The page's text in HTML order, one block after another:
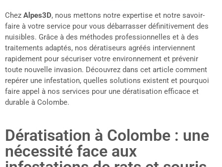
Chez Alpes3D, nous mettons notre expertise et notre savoir-
faire à votre service pour vous débarrasser définitivement des
nuisibles. Grâce à des méthodes professionnelles et à des
traitements adaptés, nos dératiseurs agréés interviennent
rapidement pour sécuriser votre environnement et prévenir
toute nouvelle invasion. Découvrez dans cet article comment
repérer une infestation, quelles solutions existent et pourquoi
faire appel à nos services pour une dératisation efficace et
durable à Colombe.
Dératisation à Colombe : une
nécessité face aux